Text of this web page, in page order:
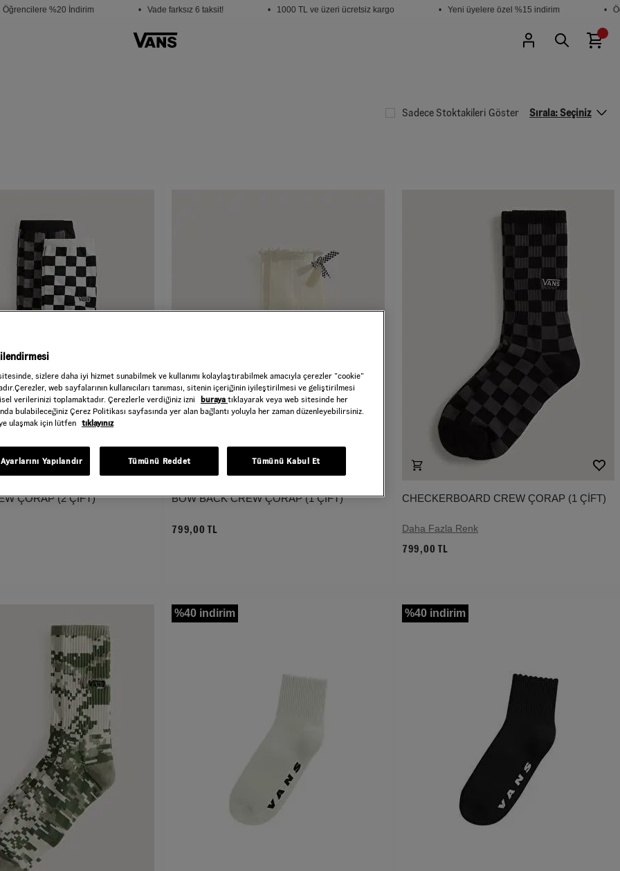
%20 İndirim • Vade farksız 6 taksit! • 1000 TL ve üzeri ücretsiz kargo • Yeni üyelere özel %15 indirim •
Sadece Stoktakileri Göster Sırala:Seçiniz
ÇORAP (2 ÇİFT) BOW BACK CREW ÇORAP (1 ÇİFT)
799,00 TL
CHECKERBOARD CREW ÇORAP (1 ÇİFT)
Daha Fazla Renk
799,00 TL
%40 indirim %40 indirim
sizlere daha iyi hizmet sunabilmek ve kullanımı kolaylaştırabilmek amacıyla çerezler ”cookie”
web sayfalarının kullanıcıları tanıması, sitenin içeriğinin iyileştirilmesi ve geliştirilmesi
verilerinizi toplamaktadır. Çerezlerle verdiğiniz izni
buraya tıklayarak veya web sitesinde her
bulabileceğiniz Çerez Politikası sayfasında yer alan bağlantı yoluyla her zaman düzenleyebilirsiniz.
ulaşmak için lütfen tıklayınız
Tümünü Reddet Tümünü Kabul Et
Yapılandır